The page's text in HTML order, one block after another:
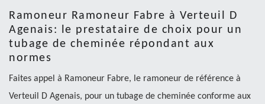
Ramoneur Ramoneur Fabre à Verteuil D
Agenais: le prestataire de choix pour un
tubage de cheminée répondant aux
normes
Faites appel à Ramoneur Fabre, le ramoneur de référence à
Verteuil D Agenais, pour un tubage de cheminée conforme aux